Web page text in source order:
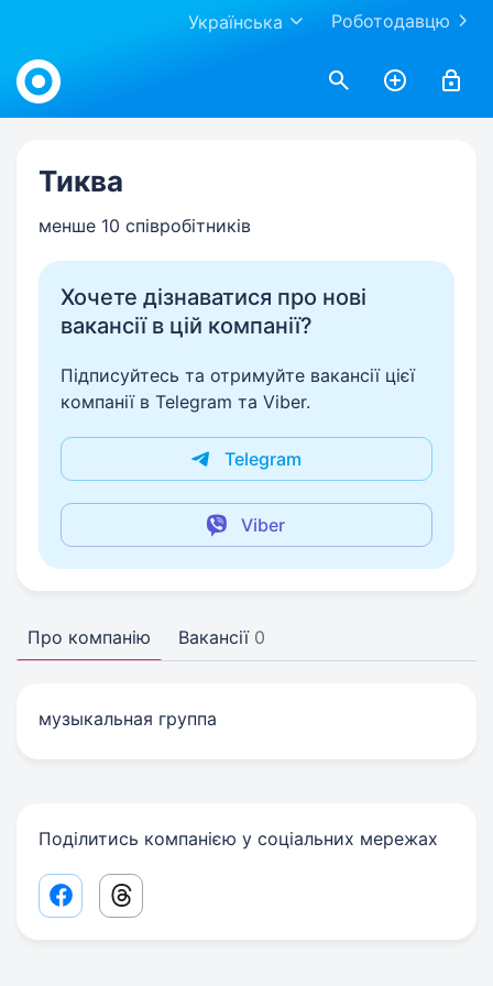
Роботодавцю
Українська
Work.ua
Тиква
менше 10 співробітників
Хочете дізнаватися про нові
вакансії в цій компанії?
Підписуйтесь та отримуйте вакансії цієї
компанії в Telegram та Viber.
Telegram
Viber
Про компанію Вакансії 0
музыкальная группа
Поділитись компанією у соціальних мережах
Facebook share link
Threads share link